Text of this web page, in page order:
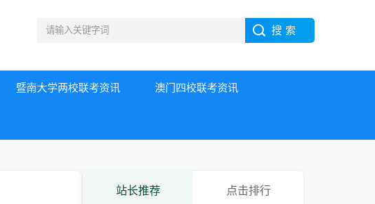
暨南大学两校联考资讯 澳门四校联考资讯
站长推荐 点击排行